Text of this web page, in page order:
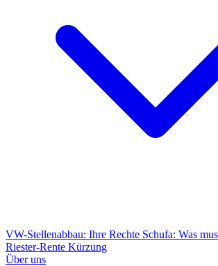
VW-Stellenabbau: Ihre Rechte Schufa: Was
Riester-Rente Kürzung
Über uns